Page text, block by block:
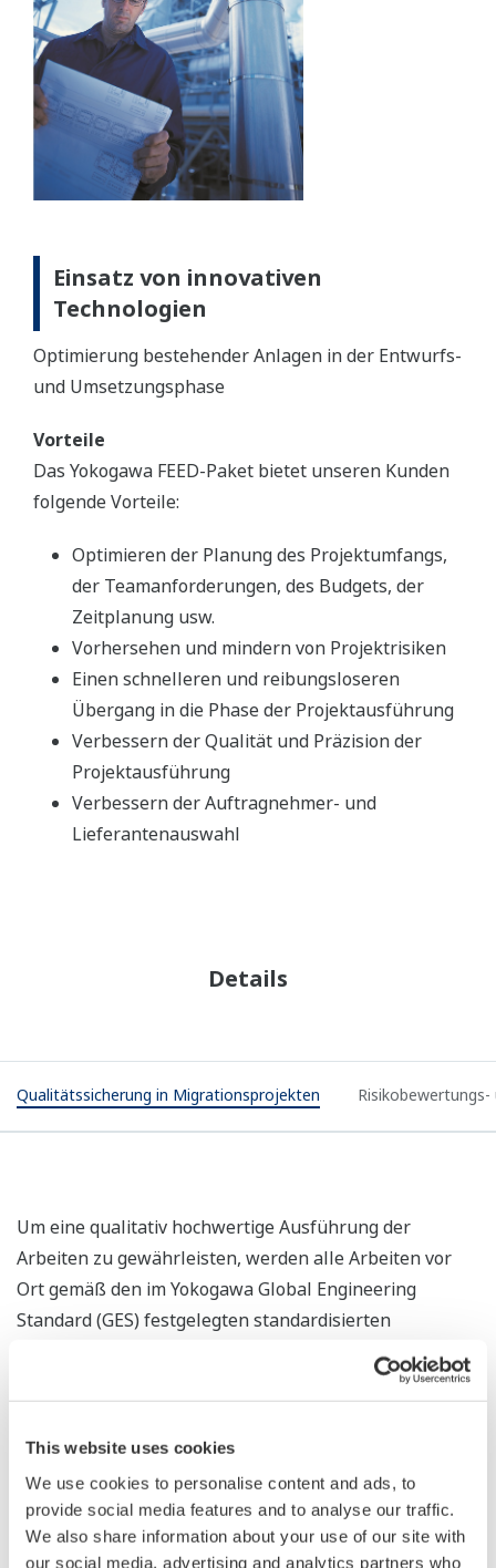
This website uses cookies
We use cookies to personalise content and ads, to
provide social media features and to analyse our traffic.
We also share information about your use of our site with
our social media, advertising and analytics partners who
Einsatz von innovativen
Technologien
Optimierung bestehender Anlagen in der Entwurfs-
und Umsetzungsphase
Vorteile
Das Yokogawa FEED-Paket bietet unseren Kunden
folgende Vorteile:
Optimieren der Planung des Projektumfangs,
der Teamanforderungen, des Budgets, der
Zeitplanung usw.
Vorhersehen und mindern von Projektrisiken
Einen schnelleren und reibungsloseren
Übergang in die Phase der Projektausführung
Verbessern der Qualität und Präzision der
Projektausführung
Verbessern der Auftragnehmer- und
Lieferantenauswahl
Details
Qualitätssicherung in Migrationsprojekten
Um eine qualitativ hochwertige Ausführung der
Arbeiten zu gewährleisten, werden alle Arbeiten vor
Ort gemäß den im Yokogawa Global Engineering
Standard (GES) festgelegten standardisierten
Verfahrensweisen und Konstruktionsrichtlinien
ausgeführt. Unser Global Migration Center (GMC) stellt
geteilt wird und die Arbeiten gemäß allen geltenden
Engineering-Standards ausgeführt werden.